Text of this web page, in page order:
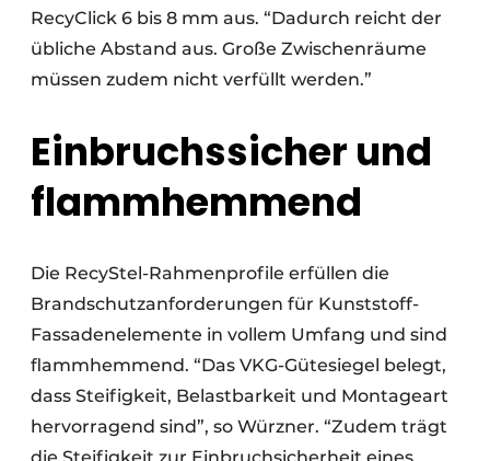
RecyClick 6 bis 8 mm aus. “Dadurch reicht der
übliche Abstand aus. Große Zwischenräume
müssen zudem nicht verfüllt werden.”
Einbruchssicher und
flammhemmend
Die RecyStel-Rahmenprofile erfüllen die
Brandschutzanforderungen für Kunststoff-
Fassadenelemente in vollem Umfang und sind
flammhemmend. “Das VKG-Gütesiegel belegt,
dass Steifigkeit, Belastbarkeit und Montageart
hervorragend sind”, so Würzner. “Zudem trägt